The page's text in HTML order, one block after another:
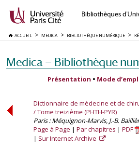
Bibliothèques
ACCUEIL MEDICA BIBLIOTHÈQUE NUMÉRIQUE
Medica — Bibliothèque
Présentation • Mode
Dictionnaire de médecine et de
/ Tome treizième (PHTH-PYR)
Paris : Méquignon-Marvis, J.-B.
Page à Page
Par chapitres
PDF
Sur Internet Archive